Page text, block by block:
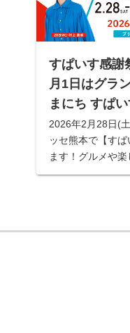
すぱいす感謝
月1日はグラ
まにち すぱ
2026年2月28日(
ッセ熊本で【す
ます！グルメや
るブースなど盛